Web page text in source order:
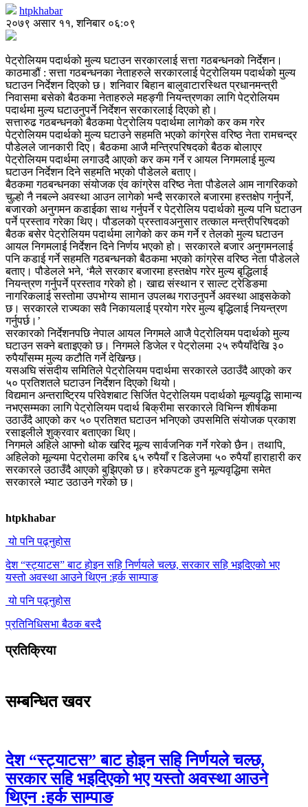
htpkhabar
२०७९ असार ११, शनिबार ०६:०९
पेट्रोलियम पदार्थको मुल्य घटाउन सरकारलाई सत्ता गठबन्धनको निर्देशन।
काठमाडौं : सत्ता गठबन्धनका नेताहरुले सरकारलाई पेट्रोलियम पदार्थको मुल्य
घटाउन निर्देशन दिएको छ। शनिवार बिहान बालुवाटारस्थित प्रधानमन्त्री
निवासमा बसेको बैठकमा नेताहरुले महङ्गी नियन्त्रणका लागि पेट्रोलियम
पदार्थमा मुल्य घटाउनुपर्ने निर्देशन सरकारलाई दिएको हो।
सत्तारुढ गठबन्धनको बैठकमा पेट्रोलिय पदार्थमा लागेको कर कम गरेर
पेट्रोलियम पदार्थको मुल्य घटाउने सहमति भएको कांग्रेस वरिष्ठ नेता रामचन्द्र
पौडेलले जानकारी दिए। बैठकमा आजै मन्त्रिपरिषदको बैठक बोलाएर
पेट्रोलियम पदार्थमा लगाउदै आएको कर कम गर्ने र आयल निगमलाई मुल्य
घटाउन निर्देशन दिने सहमति भएको पौडेलले बताए।
बैठकमा गठबन्धनका संयोजक एंव कांग्रेस वरिष्ठ नेता पौडेलले आम नागरिकको
चुल्हो नै नबल्ने अवस्था आउन लागेको भन्दै सरकारले बजारमा हस्तक्षेप गर्नुपर्ने,
बजारको अनुगमन कडाईका साथ गर्नुपर्ने र पेट्रोलिय पदार्थको मुल्य पनि घटाउन
पर्ने प्रस्ताव गरेका थिए। पौडलको प्रस्तावअनुसार तत्काल मन्त्रीपरिषदको
बैठक बसेर पेट्रोलियम पदार्थमा लागेको कर कम गर्ने र तेलको मुल्य घटाउन
आयल निगमलाई निर्देशन दिने निर्णय भएको हो। सरकारले बजार अनुगमनलाई
पनि कडाई गर्ने सहमति गठबन्धनको बैठकमा भएको कांग्रेस वरिष्ठ नेता पौडेलले
बताए। पौडेलले भने, ‘मैले सरकार बजारमा हस्तक्षेप गरेर मुल्य बृद्धिलाई
नियन्त्रण गर्नुपर्ने प्रस्ताव गरेको हो। खाद्य संस्थान र साल्ट ट्रेडिङमा
नागरिकलाई सस्तोमा उपभोग्य सामान उपलब्ध गराउनुपर्ने अवस्था आइसकेको
छ। सरकारले राज्यका सवै निकायलाई प्रयोग गरेर मुल्य बृद्धिलाई नियन्त्रण
गर्नुपर्छ।’
सरकारको निर्देशनपछि नेपाल आयल निगमले आजै पेट्रोलियम पदार्थको मुल्य
घटाउन सक्ने बताइएको छ। निगमले डिजेल र पेट्रोलमा २५ रुपैयाँदेखि ३०
रुपैयाँसम्म मुल्य कटौति गर्ने देखिन्छ।
यसअघि संसदीय समितिले पेट्रोलियम पदार्थमा सरकारले उठाउँदै आएको कर
५० प्रतिशतले घटाउन निर्देशन दिएको थियो।
विद्यमान अन्तराष्ट्रिय परिवेशबाट सिर्जित पेट्रोलियम पदार्थको मूल्यवृद्धि सामान्य
नभएसम्मका लागि पेट्रोलियम पदार्थ बिक्रीमा सरकारले विभिन्न शीर्षकमा
उठाउँदै आएको कर ५० प्रतिशत घटाउन भनिएको उपसमिति संयोजक प्रकाश
रसाइलीले शुक्रवार बताएका थिए।
निगमले अहिले आफ्नो थोक खरिद मूल्य सार्वजनिक गर्ने गरेको छैन। तथापि,
अहिलेको मूल्यमा पेट्रोलमा करिब ६५ रुपैयाँ र डिलेजमा ५० रुपैयाँ हाराहारी कर
सरकारले उठाउँदै आएको बुझिएको छ। हरेकपटक हुने मूल्यवृद्धिमा समेत
सरकारले भ्याट उठाउने गरेको छ।
htpkhabar
यो पनि पढ्नुहोस
देश “स्ट्याटस” बाट होइन सहि निर्णयले चल्छ, सरकार सहि भइदिएको भए
यस्तो अवस्था आउने थिएन :हर्क साम्पाङ
यो पनि पढ्नुहोस
प्रतिनिधिसभा बैठक बस्दै
प्रतिक्रिया
सम्बन्धित खवर
देश “स्ट्याटस” बाट होइन सहि निर्णयले चल्छ,
सरकार सहि भइदिएको भए यस्तो अवस्था आउने
थिएन :हर्क साम्पाङ